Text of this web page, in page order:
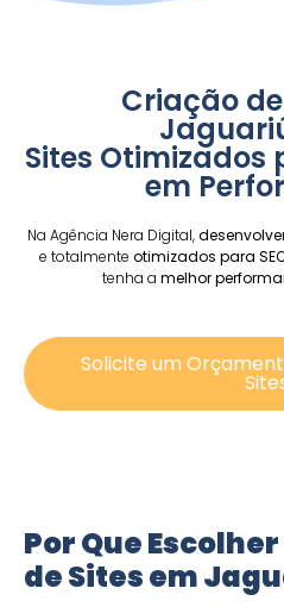
Criação
Sites Otimizados
em
Na Agência Nera Digital,
e totalmente otimizados para
tenha a melhor
Solicite um
Por Que
de Sites em